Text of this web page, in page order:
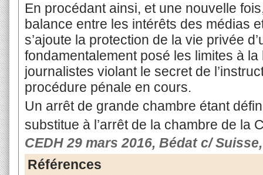
En procédant ainsi, et une nouvelle
balance entre les intérêts des médias
s’ajoute la protection de la vie privée
fondamentalement posé les limites à la
journalistes violant le secret de
procédure pénale en cours.
Un arrêt de grande chambre étant
substitue à l’arrêt de la chambre de la
CEDH 29 mars 2016, Bédat c/
Références